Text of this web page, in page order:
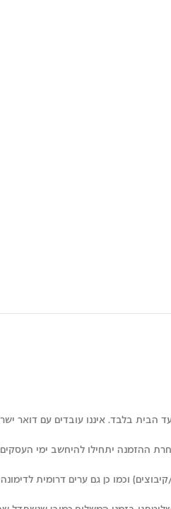
בלבד. איננו עובדים עם דואר
וכמו כן גם ערים דרומית לדימונה וצפונית